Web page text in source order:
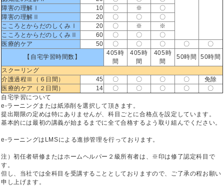
障害の理解Ⅰ
10 〇 ※
〇
障害の理解Ⅱ
20 〇 〇
〇
こころとからだのしくみⅠ
20 〇 ※
※
こころとからだのしくみⅡ
60 〇 〇
〇
医療的ケア
50 〇 〇 〇 〇
〇
【自宅学習時間数】
405時
間
405時
間
405時
間
50時間
50時間
スクーリング
介護過程Ⅲ（６日間）
45 〇 〇 〇 〇
免除
医療的ケア（２日間）
14 〇 〇 〇 〇
〇
自宅学習について
e-ラーニングまたは紙添削を選択して頂きます。
提出期限の定めは特にありませんが、科目ごとに合格点を設定しています。
基本的には最初の講義が始まるまでに全て合格するよう取り組んでください。
e-ラーニングはLMSによる進捗管理を行っております。
注）初任者研修またはホームヘルパー２級所有者は、※印は修了認定科目で
す。
但し、当社では全科目を受講することとしておりますので、ご了承の程お願い
申し上げます。